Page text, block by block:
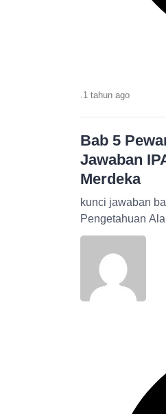
1 tahun ago
Bab 5
Jawaban
Merdeka
kunci jawaban
Pengetahuan